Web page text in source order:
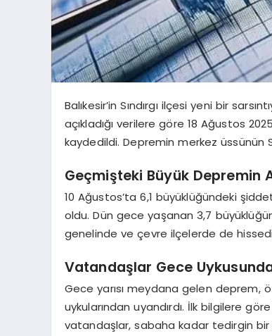
Balıkesir’in Sındırgı ilçesi yeni bir
açıkladığı verilere göre 18 Ağustos
kaydedildi. Depremin merkez üssünün
Geçmişteki Büyük Depremin
10 Ağustos’ta 6,1 büyüklüğündeki
oldu. Dün gece yaşanan 3,7
genelinde ve çevre ilçelerde de
Vatandaşlar Gece
Gece yarısı meydana gelen deprem,
uykularından uyandırdı. İlk bilgilere
vatandaşlar, sabaha kadar tedirgin bir